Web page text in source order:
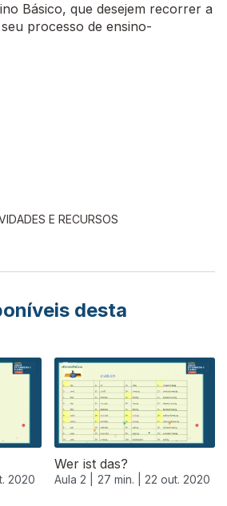
Básico, que desejem recorrer a
processo de ensino-
E RECURSOS
desta
2020
Wer ist das?
Aula 2 | 27 min. | 22 out. 2020